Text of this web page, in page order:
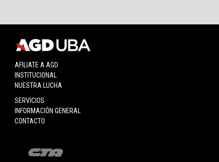
AFILIATE A AGD
INSTITUCIONAL
NUESTRA LUCHA
SERVICIOS
INFORMACIÓN GENERAL
CONTACTO